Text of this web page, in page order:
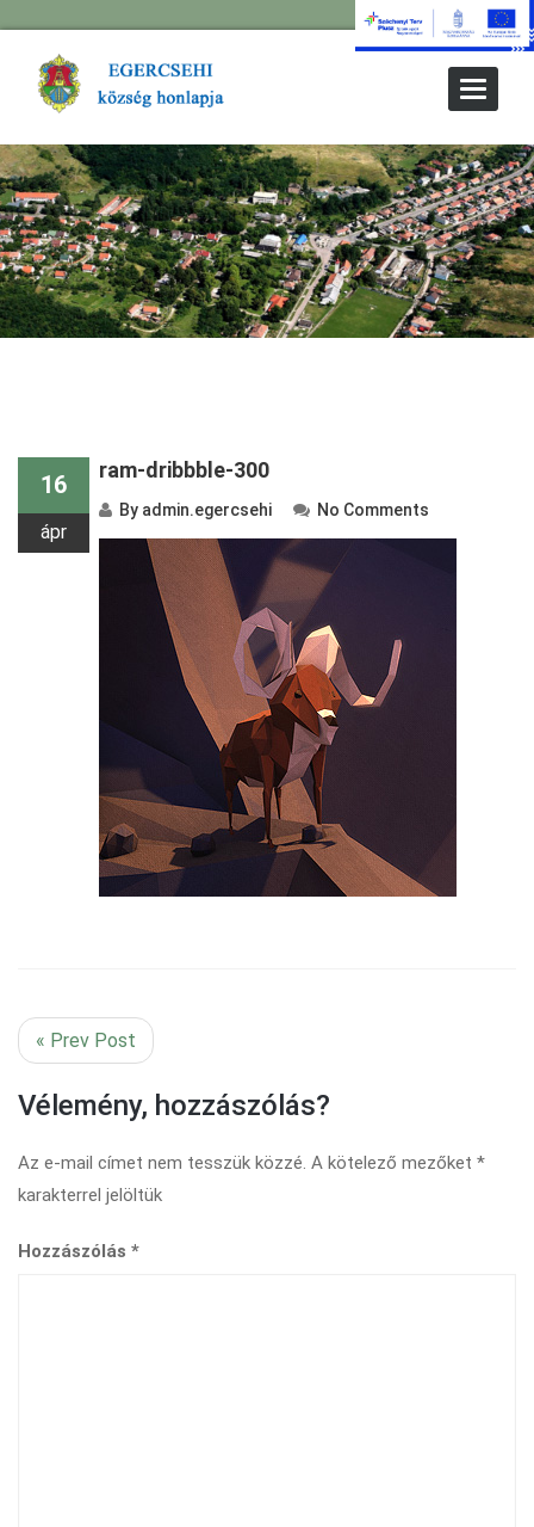
Toggle
16
ápr
ram-dribbble-300
By admin.egercsehi No Comments
« Prev Post
Vélemény, hozzászólás?
Az e-mail címet nem tesszük közzé. A kötelező mezőket *
karakterrel jelöltük
Hozzászólás *